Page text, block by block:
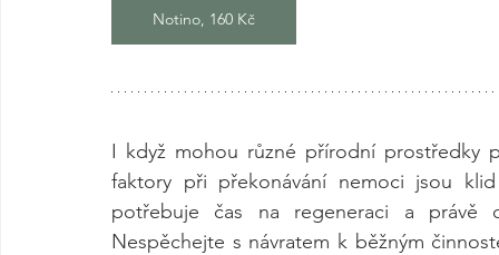
Notino, 160 Kč
I když mohou různé přírodní prostředky
faktory při překonávání nemoci jsou
potřebuje čas na regeneraci a právě
Nespěchejte s návratem k běžným